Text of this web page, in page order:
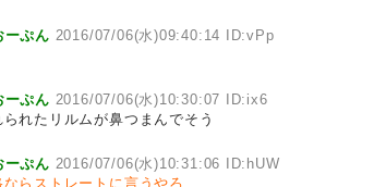
ーぷん 2016/07/06(水)09:40:14 ID:vPp
ーぷん 2016/07/06(水)10:30:07 ID:ix6
れたリルムが鼻つまんでそう
ーぷん 2016/07/06(水)10:31:06 ID:hUW
ならストレートに言うやろ